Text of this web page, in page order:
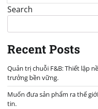
Search
Recent Posts
Quản trị chuỗi F&B: Thiết lập
trưởng bền vững.
Muốn đưa sản phẩm ra thế
tin.